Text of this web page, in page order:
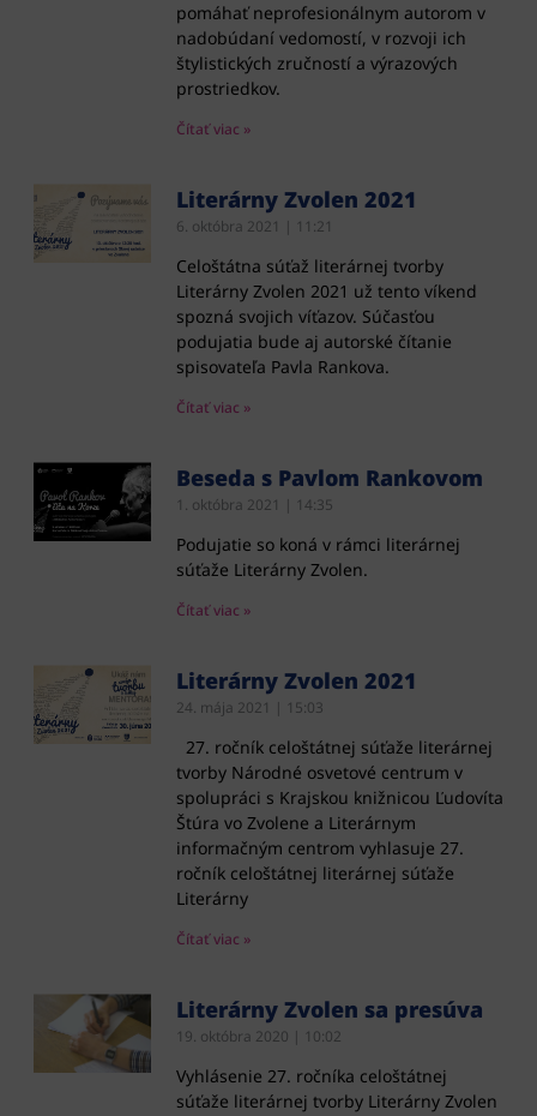
pomáhať neprofesionálnym autorom v
nadobúdaní vedomostí, v rozvoji ich
štylistických zručností a výrazových
prostriedkov.
Čítať viac »
Literárny Zvolen 2021
6. októbra 2021 11:21
Celoštátna súťaž literárnej tvorby
Literárny Zvolen 2021 už tento víkend
spozná svojich víťazov. Súčasťou
podujatia bude aj autorské čítanie
spisovateľa Pavla Rankova.
Čítať viac »
Beseda s Pavlom Rankovom
1. októbra 2021 14:35
Podujatie so koná v rámci literárnej
súťaže Literárny Zvolen.
Čítať viac »
Literárny Zvolen 2021
24. mája 2021 15:03
27. ročník celoštátnej súťaže literárnej
tvorby Národné osvetové centrum v
spolupráci s Krajskou knižnicou Ľudovíta
Štúra vo Zvolene a Literárnym
informačným centrom vyhlasuje 27.
ročník celoštátnej literárnej súťaže
Literárny
Čítať viac »
Literárny Zvolen sa presúva
19. októbra 2020 10:02
Vyhlásenie 27. ročníka celoštátnej
súťaže literárnej tvorby Literárny Zvolen